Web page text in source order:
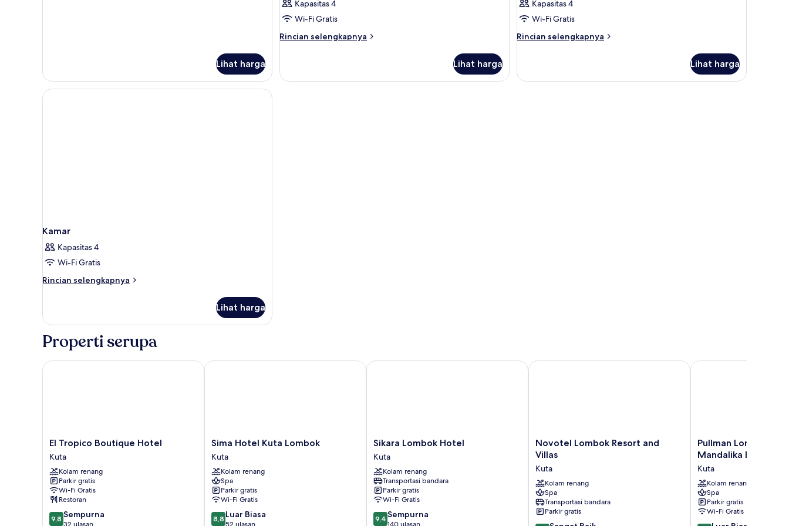
Lihat harga
Kapasitas 4
Wi-Fi Gratis
Rincian selengkapnya
Rincian
Kamar
Lihat harga
Kapasitas 4
Wi-Fi Gratis
Rincian selengkapnya
Rincian
Kamar
Lihat harga
Kamar
Kapasitas 4
Wi-Fi Gratis
Rincian selengkapnya
Rincian
Kamar
Lihat harga
Properti serupa
El
Tropico
Boutique
Hotel
Kuta
El Tropico Boutique Hotel
Kuta
Kolam renang
Parkir gratis
Wi-Fi Gratis
Restoran
9.8
9,8 Sempurna
El Tropico Boutique Hotel
Sima
Hotel
Kuta
Lombok
Kuta
Sima Hotel Kuta Lombok
Kuta
Kolam renang
Spa
Parkir gratis
Wi-Fi Gratis
8.8
8,8 Luar Biasa
Sima Hotel Kuta Lombok
Sikara
Lombok
Hotel
Kuta
Sikara Lombok Hotel
Kuta
Kolam renang
Transportasi bandara
Parkir gratis
Wi-Fi Gratis
9.4
9,4 Sempurna
Sikara Lombok Hotel
Novotel
Lombok
and
Villas
Kuta
Novotel Lombok Resort and
Villas
Kuta
Kolam renang
Spa
Transportasi bandara
Parkir gratis
Novotel Lombok Resort and Villas
Pullman
Lombok
Mandalika
Beach
Resort
Kuta
Pullman Lombok
Mandalika Beach
Kuta
Kolam renang
Spa
Parkir gratis
Wi-Fi Gratis
Pullman Lombok